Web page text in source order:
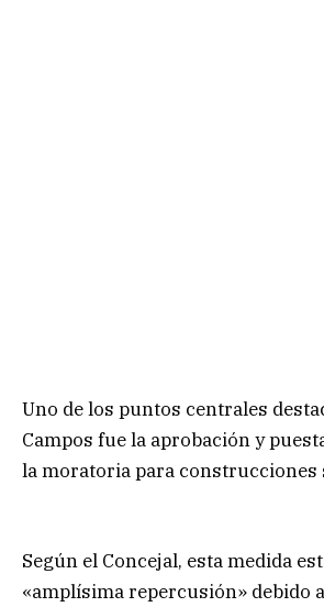
Uno de los puntos centrales
Campos fue la aprobación y
la moratoria para construcciones
Según el Concejal, esta medida
«amplísima repercusión» debido